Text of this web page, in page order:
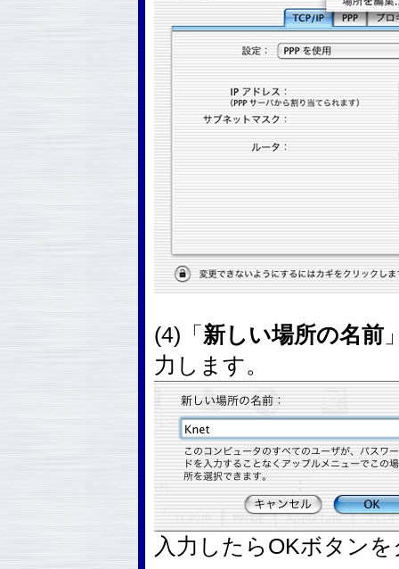
(4)「 新しい場所の名前
力します。
入力したらOKボタン